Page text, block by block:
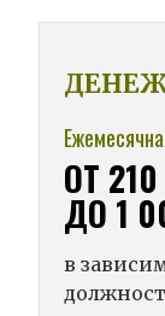
ОТ
ДО 1
в